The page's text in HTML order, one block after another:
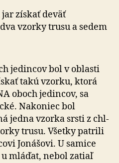
získať deväť
vzorky trusu a sedem
jedincov bol v oblasti
takú vzorku, ktorá
oboch jedincov, sa
Na­ko­niec bol
jedna vzorka srsti z chl­
trusu. Všetky patrili
Jonášovi. U samice
mláďat, nebol zatiaľ